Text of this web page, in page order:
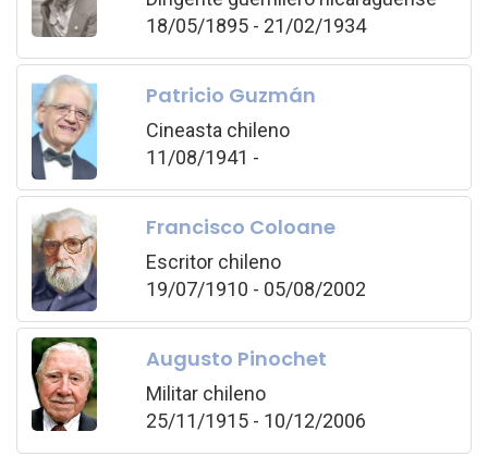
18/05/1895 - 21/02/1934
Patricio Guzmán
Cineasta chileno
11/08/1941 -
Francisco Coloane
Escritor chileno
19/07/1910 - 05/08/2002
Augusto Pinochet
Militar chileno
25/11/1915 - 10/12/2006